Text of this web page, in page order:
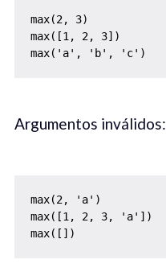
max(2, 3)
max([1, 2, 3])
max('a', 'b', 'c')
Argumentos inválidos:
max(2, 'a')
max([1, 2, 3, 'a'])
max([])